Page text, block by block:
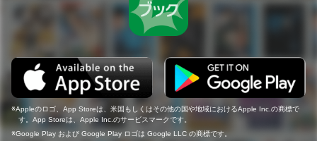
Appleのロゴ、App Storeは、米国もしくはその他の国や地域におけるApple Inc.の商標で
す。App Storeは、Apple Inc.のサービスマークです。
Google Play および Google Play ロゴは Google LLC の商標です。